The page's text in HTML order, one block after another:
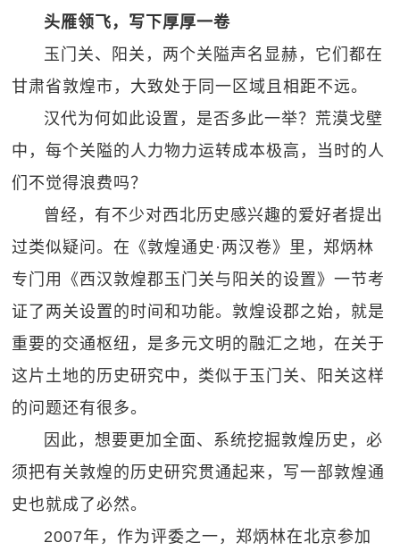
头雁领飞，写下厚厚一卷
玉门关、阳关，两个关隘声名显赫，它们都在
甘肃省敦煌市，大致处于同一区域且相距不远。
汉代为何如此设置，是否多此一举？荒漠戈壁
中，每个关隘的人力物力运转成本极高，当时的人
们不觉得浪费吗？
曾经，有不少对西北历史感兴趣的爱好者提出
过类似疑问。在《敦煌通史·两汉卷》里，郑炳林
专门用《西汉敦煌郡玉门关与阳关的设置》一节考
证了两关设置的时间和功能。敦煌设郡之始，就是
重要的交通枢纽，是多元文明的融汇之地，在关于
这片土地的历史研究中，类似于玉门关、阳关这样
的问题还有很多。
因此，想要更加全面、系统挖掘敦煌历史，必
须把有关敦煌的历史研究贯通起来，写一部敦煌通
史也就成了必然。
2007年，作为评委之一，郑炳林在北京参加